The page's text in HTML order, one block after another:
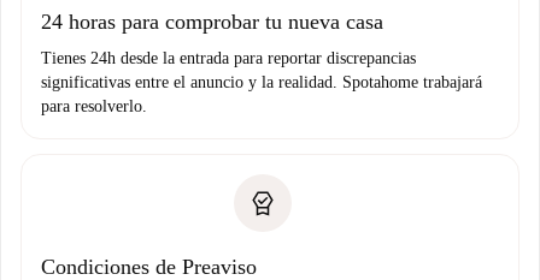
24 horas para comprobar tu nueva casa
Tienes 24h desde la entrada para reportar discrepancias
significativas entre el anuncio y la realidad. Spotahome trabajará
para resolverlo.
Condiciones de Preaviso